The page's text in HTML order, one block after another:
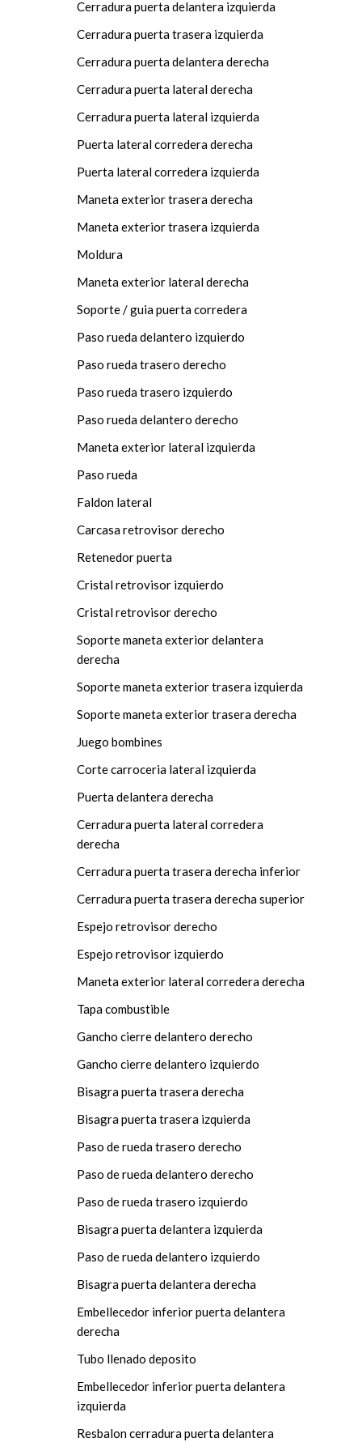
Cerradura puerta delantera izquierda
Cerradura puerta trasera izquierda
Cerradura puerta delantera derecha
Cerradura puerta lateral derecha
Cerradura puerta lateral izquierda
Puerta lateral corredera derecha
Puerta lateral corredera izquierda
Maneta exterior trasera derecha
Maneta exterior trasera izquierda
Moldura
Maneta exterior lateral derecha
Soporte / guia puerta corredera
Paso rueda delantero izquierdo
Paso rueda trasero derecho
Paso rueda trasero izquierdo
Paso rueda delantero derecho
Maneta exterior lateral izquierda
Paso rueda
Faldon lateral
Carcasa retrovisor derecho
Retenedor puerta
Cristal retrovisor izquierdo
Cristal retrovisor derecho
Soporte maneta exterior delantera
derecha
Soporte maneta exterior trasera izquierda
Soporte maneta exterior trasera derecha
Juego bombines
Corte carroceria lateral izquierda
Puerta delantera derecha
Cerradura puerta lateral corredera
derecha
Cerradura puerta trasera derecha inferior
Cerradura puerta trasera derecha superior
Espejo retrovisor derecho
Espejo retrovisor izquierdo
Maneta exterior lateral corredera derecha
Tapa combustible
Gancho cierre delantero derecho
Gancho cierre delantero izquierdo
Bisagra puerta trasera derecha
Bisagra puerta trasera izquierda
Paso de rueda trasero derecho
Paso de rueda delantero derecho
Paso de rueda trasero izquierdo
Bisagra puerta delantera izquierda
Paso de rueda delantero izquierdo
Bisagra puerta delantera derecha
Embellecedor inferior puerta delantera
derecha
Tubo llenado deposito
Embellecedor inferior puerta delantera
izquierda
Resbalon cerradura puerta delantera